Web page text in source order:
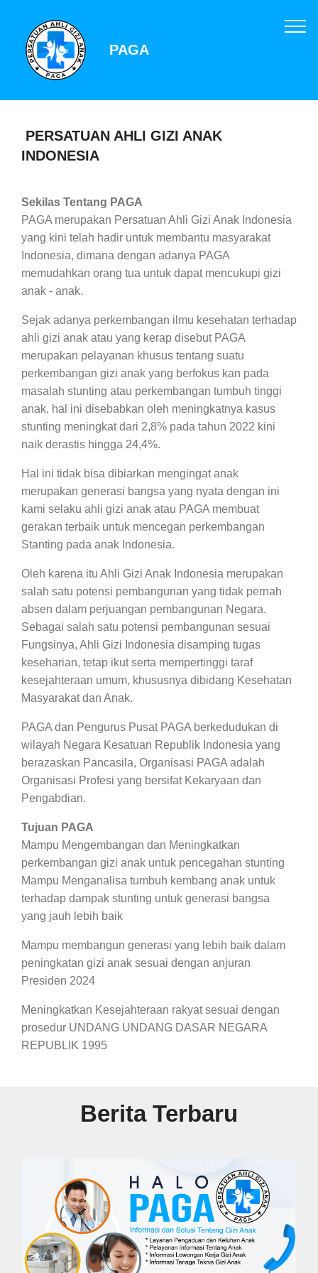
PAGA
PERSATUAN AHLI GIZI ANAK
INDONESIA
Sekilas Tentang PAGA
PAGA merupakan Persatuan Ahli Gizi Anak Indonesia
yang kini telah hadir untuk membantu masyarakat
Indonesia, dimana dengan adanya PAGA
memudahkan orang tua untuk dapat mencukupi gizi
anak - anak.
Sejak adanya perkembangan ilmu kesehatan terhadap
ahli gizi anak atau yang kerap disebut PAGA
merupakan pelayanan khusus tentang suatu
perkembangan gizi anak yang berfokus kan pada
masalah stunting atau perkembangan tumbuh tinggi
anak, hal ini disebabkan oleh meningkatnya kasus
stunting meningkat dari 2,8% pada tahun 2022 kini
naik derastis hingga 24,4%.
Hal ini tidak bisa dibiarkan mengingat anak
merupakan generasi bangsa yang nyata dengan ini
kami selaku ahli gizi anak atau PAGA membuat
gerakan terbaik untuk mencegan perkembangan
Stanting pada anak Indonesia.
Oleh karena itu Ahli Gizi Anak Indonesia merupakan
salah satu potensi pembangunan yang tidak pernah
absen dalam perjuangan pembangunan Negara.
Sebagai salah satu potensi pembangunan sesuai
Fungsinya, Ahli Gizi Indonesia disamping tugas
keseharian, tetap ikut serta mempertinggi taraf
kesejahteraan umum, khususnya dibidang Kesehatan
Masyarakat dan Anak.
PAGA dan Pengurus Pusat PAGA berkedudukan di
wilayah Negara Kesatuan Republik Indonesia yang
berazaskan Pancasila, Organisasi PAGA adalah
Organisasi Profesi yang bersifat Kekaryaan dan
Pengabdian.
Tujuan PAGA
Mampu Mengembangan dan Meningkatkan
perkembangan gizi anak untuk pencegahan stunting
Mampu Menganalisa tumbuh kembang anak untuk
terhadap dampak stunting untuk generasi bangsa
yang jauh lebih baik
Mampu membangun generasi yang lebih baik dalam
peningkatan gizi anak sesuai dengan anjuran
Presiden 2024
Meningkatkan Kesejahteraan rakyat sesuai dengan
prosedur UNDANG UNDANG DASAR NEGARA
REPUBLIK 1995
Berita Terbaru